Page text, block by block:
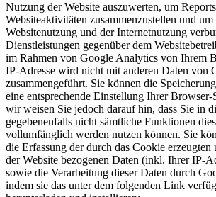
Nutzung der Website auszuwerten, um
Websiteaktivitäten zusammenzustellen und
Websitenutzung und der Internetnutzung
Dienstleistungen gegenüber dem
im Rahmen von Google Analytics von Ihrem
IP-Adresse wird nicht mit anderen Daten von
zusammengeführt. Sie können die
eine entsprechende Einstellung Ihrer
wir weisen Sie jedoch darauf hin, dass Sie in
gegebenenfalls nicht sämtliche Funktionen
vollumfänglich werden nutzen können. Sie
die Erfassung der durch das Cookie
der Website bezogenen Daten (inkl. Ihrer IP-
sowie die Verarbeitung dieser Daten durch
indem sie das unter dem folgenden Link